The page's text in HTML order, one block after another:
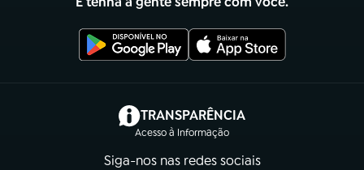
TRANSPARÊNCIA
Acesso à Informação
(abre em nova aba)
Siga-nos nas redes sociais